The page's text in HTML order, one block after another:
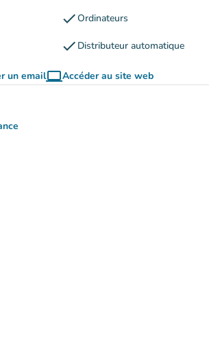
checkOrdinateurs
check Distributeur automatique
un emailcomputerAccéder au site web
(nouvel onglet)
Google Maps)